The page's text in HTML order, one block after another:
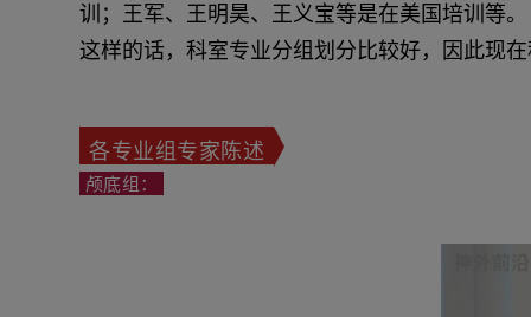
训；王军、王明昊、王义宝等是在美国培训等。
这样的话，科室专业分组划分比较好，因此现
各专业组专家陈述
颅底组：